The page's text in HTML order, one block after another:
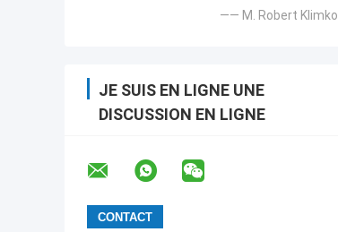
—— M. Robert Klimko
JE SUIS EN LIGNE UNE
DISCUSSION EN LIGNE